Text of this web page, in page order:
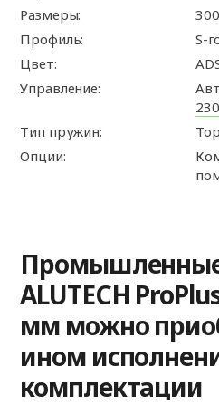
Размеры:
Профиль:
S-
Цвет:
Управление:
Тип пружин:
Опции:
ALUTECH
мм можно
ином
комплектации